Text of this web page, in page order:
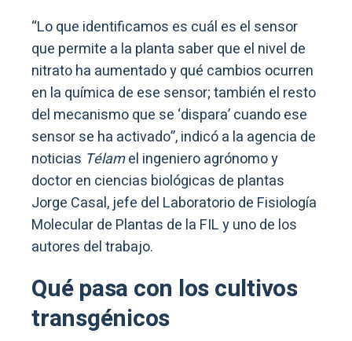
“Lo que identificamos es cuál es el sensor
que permite a la planta saber que el nivel de
nitrato ha aumentado y qué cambios ocurren
en la química de ese sensor; también el resto
del mecanismo que se ‘dispara’ cuando ese
sensor se ha activado”, indicó a la agencia de
noticias Télamel ingeniero agrónomo y
doctor en ciencias biológicas de plantas
Jorge Casal, jefe del Laboratorio de Fisiología
Molecular de Plantas de la FIL y uno de los
autores del trabajo.
Qué pasa con los cultivos
transgénicos